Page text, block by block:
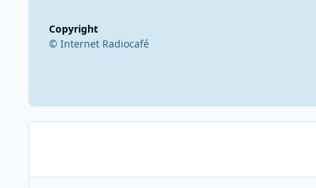
Copyright
© Internet Radiocafé